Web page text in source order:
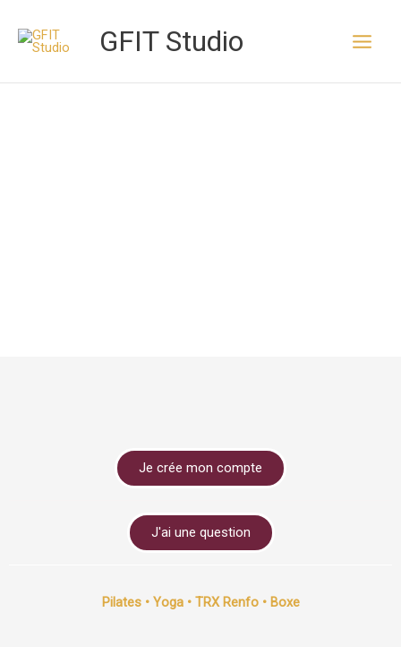
contenu
GFIT Studio
Je crée mon compte
J'ai une question
Pilates • Yoga • TRX Renfo • Boxe